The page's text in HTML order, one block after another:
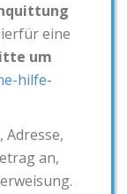
eine
um
hilfe-
Adresse,
an,